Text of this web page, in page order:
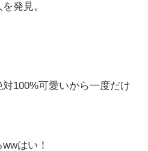
発見。
対100%可愛いから一度だけ
はい！